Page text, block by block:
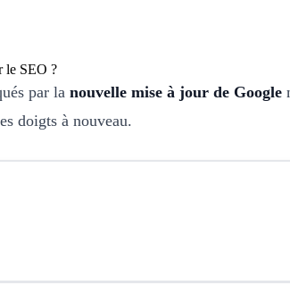
par la nouvelle mise à jour de Google
doigts à nouveau.